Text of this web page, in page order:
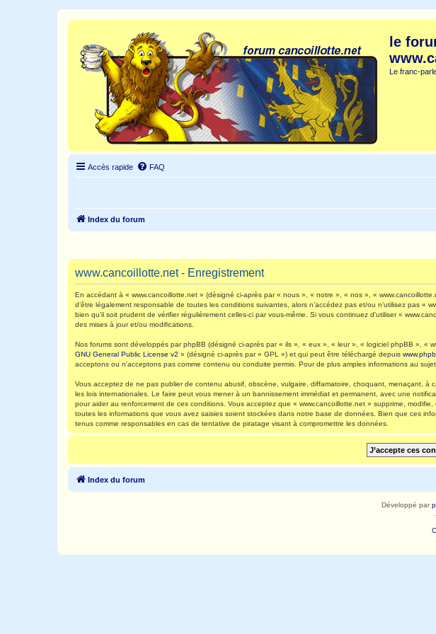
le
Le franc-
Accès rapide FAQ
Index du forum
www.cancoillotte.net - Enregistrement
En accédant à « www.cancoillotte.net » (désigné ci-après par « nous », « notre », « nos », «
d’être légalement responsable de toutes les conditions suivantes, alors n’accédez pas et/ou n’utilisez pas
bien qu’il soit prudent de vérifier régulièrement celles-ci par vous-même. Si vous continuez d’utiliser «
des mises à jour et/ou modifications.
Nos forums sont développés par phpBB (désigné ci-après par « ils », « eux », « leur », « logiciel phpBB »,
GNU General Public License v2 » (désigné ci-après par « GPL ») et qui peut être téléchargé depuis
acceptons ou n’acceptons pas comme contenu ou conduite permis. Pour de plus amples informations au
Vous acceptez de ne pas publier de contenu abusif, obscène, vulgaire, diffamatoire, choquant, menaçant,
les lois internationales. Le faire peut vous mener à un bannissement immédiat et permanent, avec une
pour aider au renforcement de ces conditions. Vous acceptez que « www.cancoillotte.net » supprime,
toutes les informations que vous avez saisies soient stockées dans notre base de données. Bien que ces
tenus comme responsables en cas de tentative de piratage visant à compromettre les données.
Index du forum
Développé par